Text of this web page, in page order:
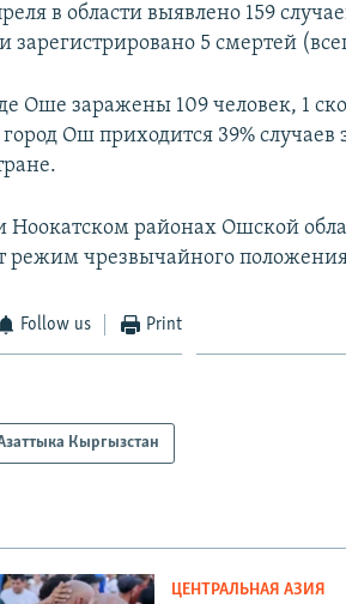
в области выявлено 159
зарегистрировано 5 смертей
Оше заражены 109 человек, 1
Ош приходится 39% случаев
Ноокатском районах Ошской
режим чрезвычайного
Follow us Print
Кыргызстан
ЦЕНТРАЛЬНАЯ АЗИЯ